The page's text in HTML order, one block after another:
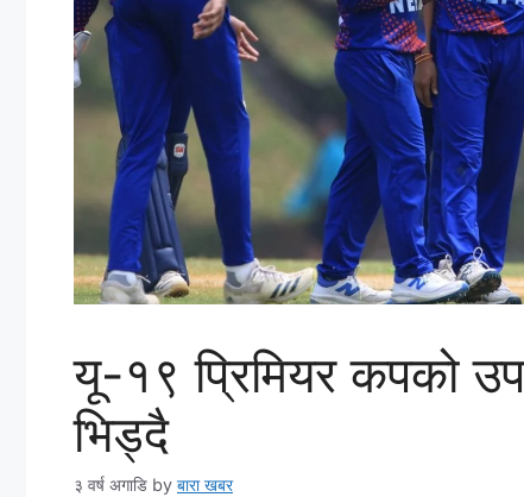
यू-१९ प्रिमियर कपको
भिड्दै
३ वर्ष अगाडि by बारा खबर